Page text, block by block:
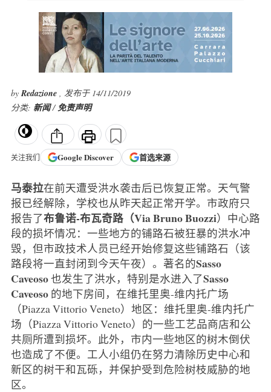
byRedazione , 发布于 14/11/2019
分类: 新闻/免责声明
关注我们 GoogleDiscover 首选来源
马泰拉在前天遭受洪水袭击后已恢复正常。天气警
报已经解除，学校也从昨天起正常开学。市政府只
报告了布鲁诺-布瓦奇路（Via Bruno Buozzi）中心路
段的损坏情况：一些地方的铺路石被狂暴的洪水冲
毁，但市政技术人员已经开始修复这些铺路石（该
路段将一直封闭到今天午夜）。著名的Sasso
Caveoso也发生了洪水，特别是水进入了Sasso
Caveoso的地下房间，在维托里奥-维内托广场
（Piazza Vittorio Veneto）地区：维托里奥-维内托广
场（Piazza Vittorio Veneto）的一些工艺品商店和公
共厕所遭到损坏。此外，市内一些地区的树木倒伏
也造成了不便。工人小组仍在努力清除历史中心和
新区的树干和瓦砾，并保护受到危险树枝威胁的地
区。